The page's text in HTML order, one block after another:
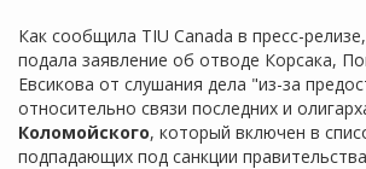
Как сообщила TIU Canada в пресс-
подала заявление об отводе Корсака,
Евсикова от слушания дела "из-за
относительно связи последних и
Коломойского, который включен в
подпадающих под санкции